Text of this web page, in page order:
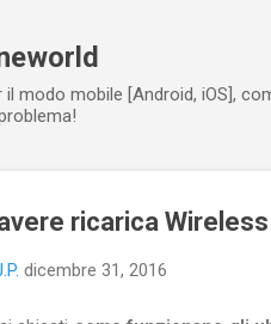
il modo mobile [Android, iOS],
ricarica
dicembre 31, 2016